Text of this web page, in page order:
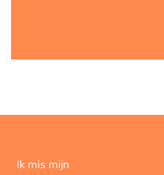
Ik mis mijn